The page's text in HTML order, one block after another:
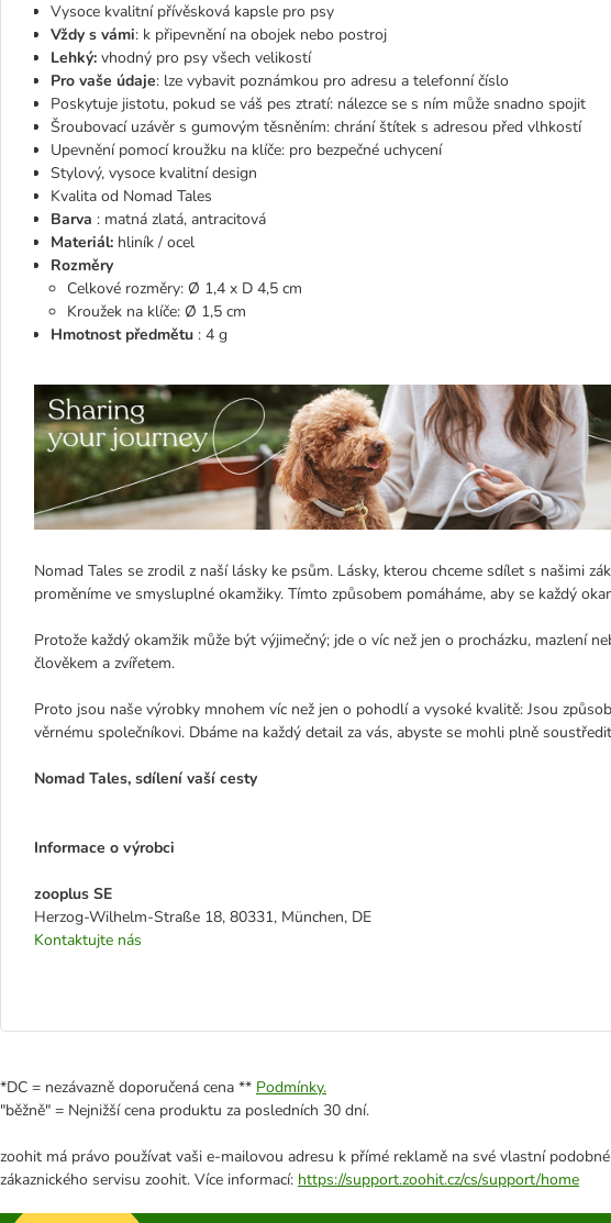
Vysoce kvalitní přívěsková kapsle pro psy
Vždy s vámi: k připevnění na obojek nebo postroj
Lehký: vhodný pro psy všech velikostí
Pro vaše údaje: lze vybavit poznámkou pro adresu a telefonní číslo
Poskytuje jistotu, pokud se váš pes ztratí: nálezce se s ním může snadno spojit
Šroubovací uzávěr s gumovým těsněním: chrání štítek s adresou před vlhkostí
Upevnění pomocí kroužku na klíče: pro bezpečné uchycení
Stylový, vysoce kvalitní design
Kvalita od Nomad Tales
Barva : matná zlatá, antracitová
Materiál: hliník / ocel
Rozměry
Celkové rozměry: Ø 1,4 x D 4,5 cm
Kroužek na klíče: Ø 1,5 cm
Hmotnost předmětu : 4 g
Nomad Tales se zrodil z naší lásky ke psům. Lásky, kterou chceme sdílet s našimi
proměníme ve smysluplné okamžiky. Tímto způsobem pomáháme, aby se každý
Protože každý okamžik může být výjimečný; jde o víc než jen o procházku, mazlení
člověkem a zvířetem.
Proto jsou naše výrobky mnohem víc než jen o pohodlí a vysoké kvalitě: Jsou
věrnému společníkovi. Dbáme na každý detail za vás, abyste se mohli plně
Nomad Tales, sdílení vaší cesty
Informace o výrobci
zooplus SE
Herzog-Wilhelm-Straße 18, 80331, München, DE
Kontaktujte nás
*DC = nezávazně doporučená cena ** Podmínky.
"běžně" = Nejnižší cena produktu za posledních 30 dní.
zoohit má právo používat vaši e-mailovou adresu k přímé reklamě na své vlastní
zákaznického servisu zoohit. Více informací: https://support.zoohit.cz/cs/support/home